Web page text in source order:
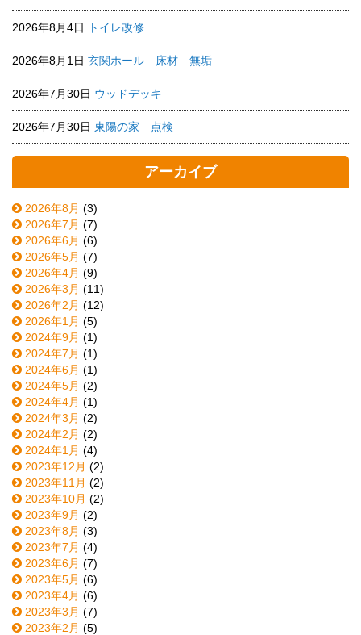
2026年8月4日 トイレ改修
2026年8月1日 玄関ホール 床材 無垢
2026年7月30日 ウッドデッキ
2026年7月30日 東陽の家 点検
アーカイブ
2026年8月 (3)
2026年7月 (7)
2026年6月 (6)
2026年5月 (7)
2026年4月 (9)
2026年3月 (11)
2026年2月 (12)
2026年1月 (5)
2024年9月 (1)
2024年7月 (1)
2024年6月 (1)
2024年5月 (2)
2024年4月 (1)
2024年3月 (2)
2024年2月 (2)
2024年1月 (4)
2023年12月 (2)
2023年11月 (2)
2023年10月 (2)
2023年9月 (2)
2023年8月 (3)
2023年7月 (4)
2023年6月 (7)
2023年5月 (6)
2023年4月 (6)
2023年3月 (7)
2023年2月 (5)